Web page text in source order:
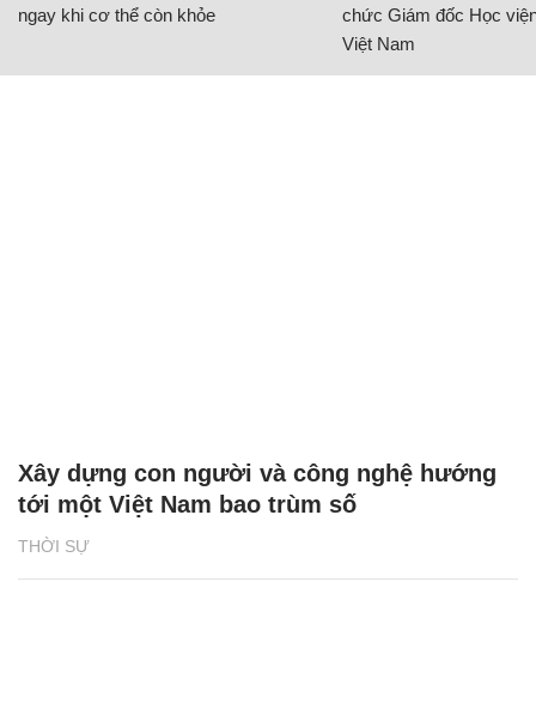
ngay khi cơ thể còn khỏe
chức Giám đốc Học
Việt Nam
THỜI SỰ
Xây dựng con người và công nghệ hướng
tới một Việt Nam bao trùm số